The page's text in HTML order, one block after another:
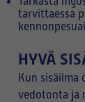
tarvittaessa
HYVÄ
Kun
vedotonta ja